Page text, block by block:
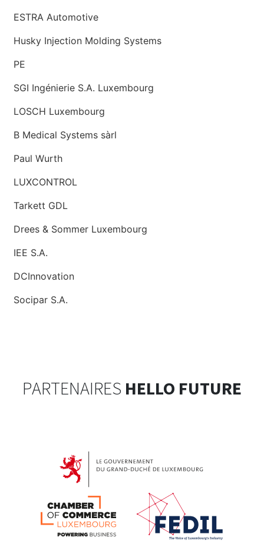
ESTRA Automotive
Husky Injection Molding Systems
PE
SGI Ingénierie S.A. Luxembourg
LOSCH Luxembourg
B Medical Systems sàrl
Paul Wurth
LUXCONTROL
Tarkett GDL
Drees & Sommer Luxembourg
IEE S.A.
DCInnovation
Socipar S.A.
PARTENAIRES HELLO FUTURE